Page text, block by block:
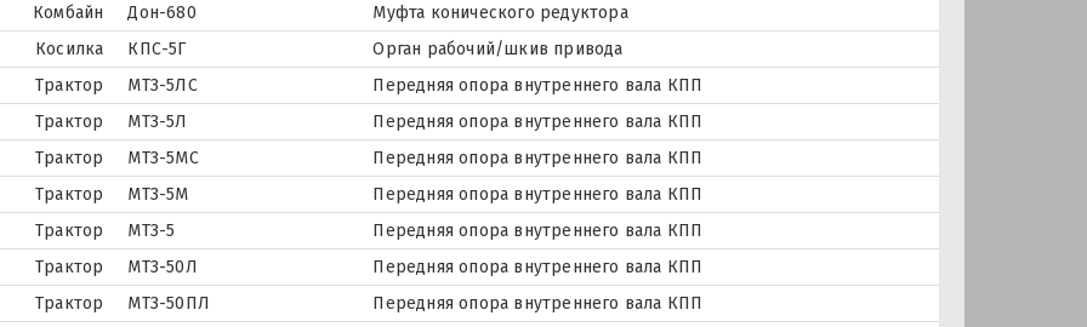
Комбайн
Дон-680
Муфта конического редуктора
Косилка
КПС-5Г
Орган рабочий/шкив привода
Трактор
МТЗ-5ЛС
Передняя опора внутреннего вала КПП
Трактор
МТЗ-5Л
Передняя опора внутреннего вала КПП
Трактор
МТЗ-5МС
Передняя опора внутреннего вала КПП
Трактор
МТЗ-5М
Передняя опора внутреннего вала КПП
Трактор
МТЗ-5
Передняя опора внутреннего вала КПП
Трактор
МТЗ-50Л
Передняя опора внутреннего вала КПП
Трактор
МТЗ-50ПЛ
Передняя опора внутреннего вала КПП